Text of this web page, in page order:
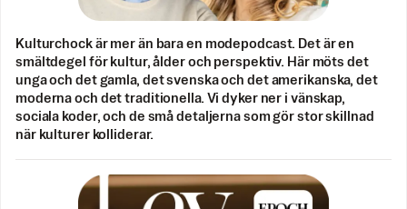
Kulturchock är mer än bara en modepodcast. Det är en
smältdegel för kultur, ålder och perspektiv. Här möts det
unga och det gamla, det svenska och det amerikanska, det
moderna och det traditionella. Vi dyker ner i vänskap,
sociala koder, och de små detaljerna som gör stor skillnad
när kulturer kolliderar.